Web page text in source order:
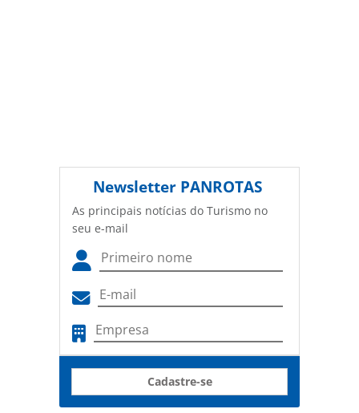
Newsletter PANROTAS
As principais notícias do Turismo no
seu e-mail
Cadastre-se